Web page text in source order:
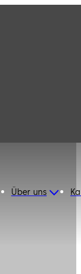
Über uns